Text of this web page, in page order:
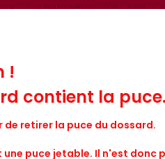
!
contient la puce.
de retirer la puce du dossard.
puce jetable. Il n'est donc